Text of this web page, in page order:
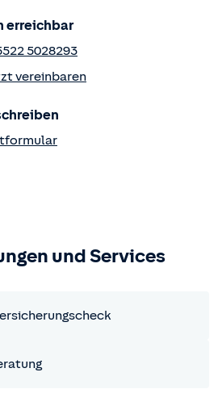
erreichbar
5028293
vereinbaren
und Services